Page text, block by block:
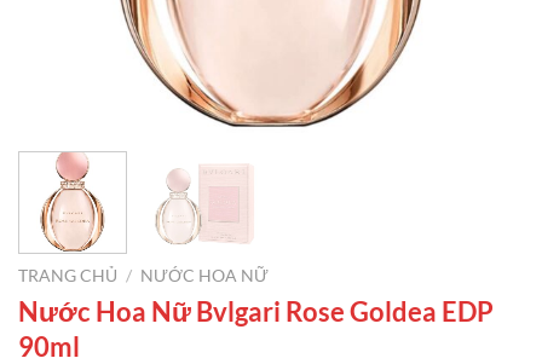
TRANG CHỦ / NƯỚC HOA NỮ
Nước Hoa Nữ Bvlgari Rose Goldea EDP
90ml